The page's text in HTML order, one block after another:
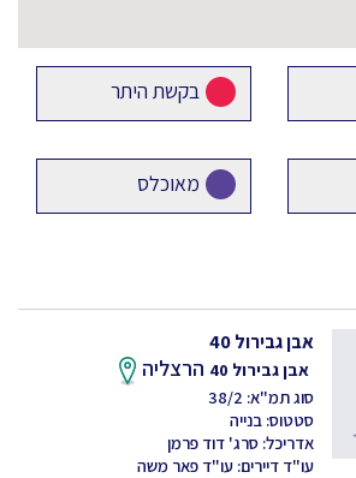
בקשת היתר
מאוכלס
אבן גבירול 40
אבן גבירול 40 הרצליה
סוג תמ"א: 38/2
סטטוס: בנייה
אדריכל: סרג' דוד פרמן
עו"ד דיירים: עו"ד פאר משה